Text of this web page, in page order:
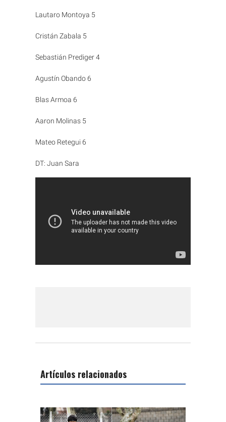
Lautaro Montoya 5
Cristán Zabala 5
Sebastián Prediger 4
Agustín Obando 6
Blas Armoa 6
Aaron Molinas 5
Mateo Retegui 6
DT: Juan Sara
Artículos relacionados